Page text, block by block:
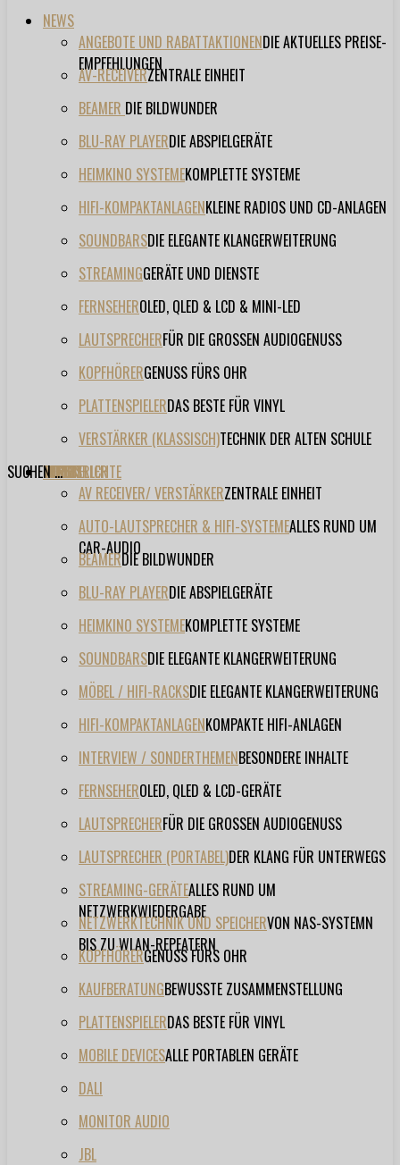
NEWS
ANGEBOTE UND RABATTAKTIONENDIE AKTUELLES PREISE-
EMPFEHLUNGEN
AV-RECEIVERZENTRALE EINHEIT
BEAMER DIE BILDWUNDER
BLU-RAY PLAYERDIE ABSPIELGERÄTE
HEIMKINO SYSTEMEKOMPLETTE SYSTEME
HIFI-KOMPAKTANLAGENKLEINE RADIOS UND CD-ANLAGEN
SOUNDBARSDIE ELEGANTE KLANGERWEITERUNG
STREAMINGGERÄTE UND DIENSTE
FERNSEHEROLED, QLED & LCD & MINI-LED
LAUTSPRECHERFÜR DIE GROSSEN AUDIOGENUSS
KOPFHÖRERGENUSS FÜRS OHR
PLATTENSPIELERDAS BESTE FÜR VINYL
VERSTÄRKER (KLASSISCH)TECHNIK DER ALTEN SCHULE
TESTBERICHTE
AV RECEIVER/ VERSTÄRKERZENTRALE EINHEIT
AUTO-LAUTSPRECHER & HIFI-SYSTEMEALLES RUND UM
CAR-AUDIO
BEAMERDIE BILDWUNDER
BLU-RAY PLAYERDIE ABSPIELGERÄTE
HEIMKINO SYSTEMEKOMPLETTE SYSTEME
SOUNDBARSDIE ELEGANTE KLANGERWEITERUNG
MÖBEL / HIFI-RACKSDIE ELEGANTE KLANGERWEITERUNG
HIFI-KOMPAKTANLAGENKOMPAKTE HIFI-ANLAGEN
INTERVIEW / SONDERTHEMENBESONDERE INHALTE
FERNSEHEROLED, QLED & LCD-GERÄTE
LAUTSPRECHERFÜR DIE GROSSEN AUDIOGENUSS
LAUTSPRECHER (PORTABEL)DER KLANG FÜR UNTERWEGS
STREAMING-GERÄTEALLES RUND UM
NETZWERKWIEDERGABE
NETZWERKTECHNIK UND SPEICHERVON NAS-SYSTEMN
BIS ZU WLAN-REPEATERN
KOPFHÖRERGENUSS FÜRS OHR
KAUFBERATUNGBEWUSSTE ZUSAMMENSTELLUNG
PLATTENSPIELERDAS BESTE FÜR VINYL
MOBILE DEVICESALLE PORTABLEN GERÄTE
FORUM
FILME
VIDEOS
HERSTELLER
DALI
MONITOR AUDIO
JBL
EVENT
SUCHEN ...